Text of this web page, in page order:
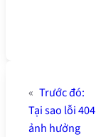
« Trước đó:
Tại sao lỗi 404
ảnh hưởng